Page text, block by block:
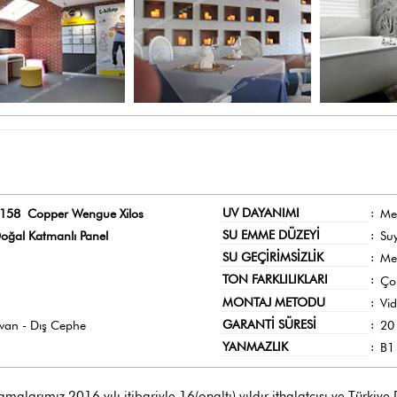
Copper Wengue Xilos UV DAYANIMI :
Katmanlı Panel
SU EMME DÜZEYİ :
SU GEÇİRİMSİZLİK
:
TON FARKLILIKLARI
:
MONTAJ METODU
:
- Dış Cephe
GARANTİ SÜRESİ : 20
YANMAZLIK
: B1